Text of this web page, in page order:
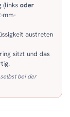
(links oder
mm-
austreten
sitzt und das
bei der